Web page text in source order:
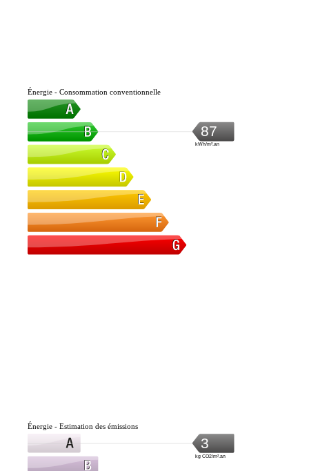
Énergie - Consommation conventionnelle
87
kWh/m².an
Énergie - Estimation des émissions
3
kg CO2/m².an